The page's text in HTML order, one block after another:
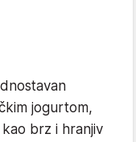
jogurtom,
kao brz i hranjiv